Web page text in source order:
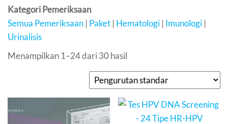
Kategori Pemeriksaan
Semua Pemeriksaan | Paket | Hematologi | Imunologi |
Urinalisis
Menampilkan 1–24 dari 30 hasil